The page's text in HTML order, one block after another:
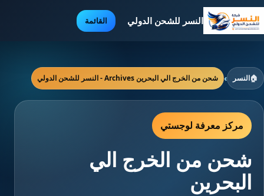
النسر للشحن الدولي القائمة
🏠النسر › شحن من الخرج الي البحرين Archives - النسر للشحن الدولي
مركز معرفة لوجستي
شحن من الخرج الي
البحرين